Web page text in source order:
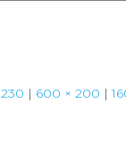
| 600 × 200 |